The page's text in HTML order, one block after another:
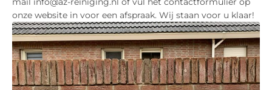
onze website in voor een afspraak. Wij staan voor u klaar!